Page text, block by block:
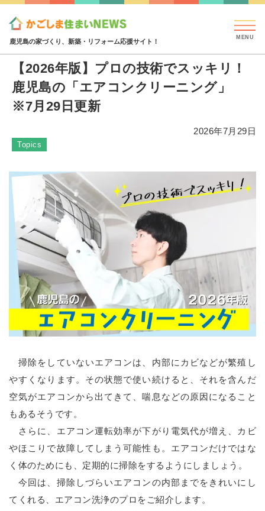
鹿児島の家づくり、新築・リフォーム応援サイト！
【2026年版】プロの技術でスッキリ！
【2026年版】プロの技術でスッキリ！
鹿児島の「エアコンクリーニング」
※7月29日更新
2026年7月29日
Topics
掃除をしていないエアコンは、内部にカビなどが繁殖し
やすくなります。その状態で使い続けると、それを含んだ
空気がエアコンから出てきて、喘息などの原因になること
もあるそうです。
さらに、エアコン運転効率が下がり電気代が増え、カビ
やほこりで故障してしまう可能性も。エアコンだけではな
く体のためにも、定期的に掃除をするようにしましょう。
今回は、掃除しづらいエアコンの内部までをきれいにし
てくれる、エアコン洗浄のプロをご紹介します。